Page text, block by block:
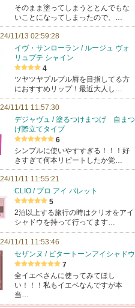
そのまま塗ってしまうととんでもな
いことになってしまったので、…
11/13 02:59:28
イヴ・サンローラン / ルージュ ヴォ
リュプテ シャイン
4
ツヤツヤプルプル唇を目指してる方
におすすめリップ！最近大人し…
11/11 11:57:30
デジャヴュ / 塗るつけまつげ 自まつ
げ際立てタイプ
6
シンプルに使いやすすぎる！！！好
きすぎて何本リピートしたか覚…
11/11 11:55:21
CLIO / プロ アイ パレット
5
2泊以上する旅行の時はクリオをアイ
シャドウを持って行ってます…
11/11 11:53:46
セザンヌ / ビタートーンアイシャドウ
7
全イエベさんに使ってみてほし
い！！！私もイエベなんですが本
当…